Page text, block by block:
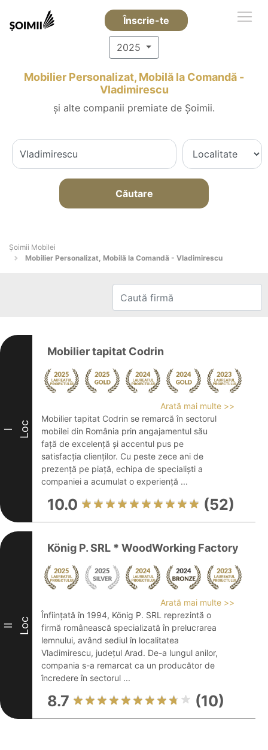
Înscrie-te
2025
Mobilier Personalizat, Mobilă la Comandă -
Vladimirescu
și alte companii premiate de Șoimii.
Căutare
Șoimii Mobilei
Mobilier Personalizat, Mobilă la Comandă - Vladimirescu
I Loc
Mobilier tapitat Codrin
Arată mai multe >>
Mobilier tapitat Codrin se remarcă în sectorul
mobilei din România prin angajamentul său
față de excelență și accentul pus pe
satisfacția clienților. Cu peste zece ani de
prezență pe piață, echipa de specialiști a
companiei a acumulat o experiență ...
10.0 (52)
II Loc
König P. SRL * WoodWorking Factory
Arată mai multe >>
Înființată în 1994, König P. SRL reprezintă o
firmă românească specializată în prelucrarea
lemnului, având sediul în localitatea
Vladimirescu, județul Arad. De-a lungul anilor,
compania s-a remarcat ca un producător de
încredere în sectorul ...
8.7 (10)